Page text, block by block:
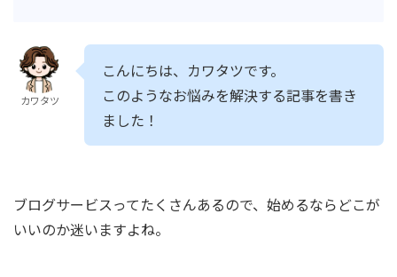
カワタツ
こんにちは、カワタツです。
このようなお悩みを解決する記事を書き
ました！
ブログサービスってたくさんあるので、始めるならどこが
いいのか迷いますよね。